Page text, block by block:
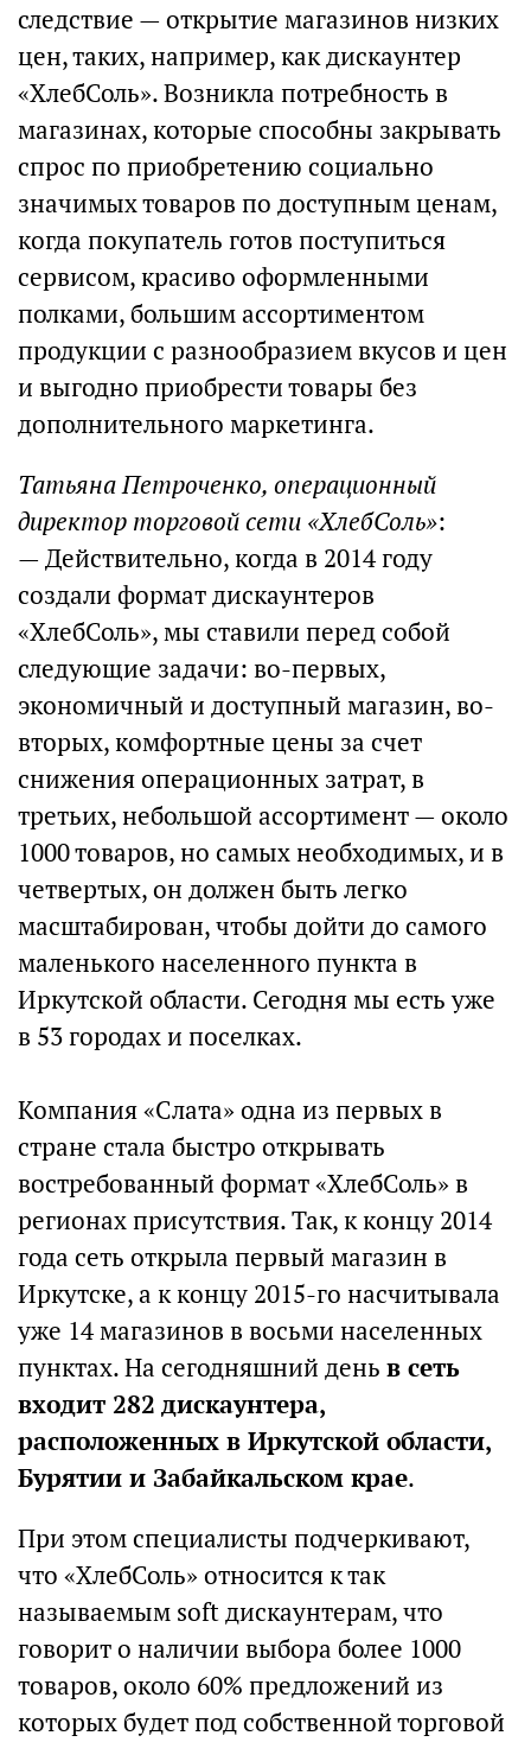
следствие — открытие магазинов низких
цен, таких, например, как дискаунтер
«ХлебСоль». Возникла потребность в
магазинах, которые способны закрывать
спрос по приобретению социально
значимых товаров по доступным ценам,
когда покупатель готов поступиться
сервисом, красиво оформленными
полками, большим ассортиментом
продукции с разнообразием вкусов и цен
и выгодно приобрести товары без
дополнительного маркетинга.
Татьяна Петроченко, операционный
директор торговой сети «ХлебСоль»:
— Действительно, когда в 2014 году
создали формат дискаунтеров
«ХлебСоль», мы ставили перед собой
следующие задачи: во-первых,
экономичный и доступный магазин, во-
вторых, комфортные цены за счет
снижения операционных затрат, в
третьих, небольшой ассортимент — около
1000 товаров, но самых необходимых, и в
четвертых, он должен быть легко
масштабирован, чтобы дойти до самого
маленького населенного пункта в
Иркутской области. Сегодня мы есть уже
в 53 городах и поселках.
Компания «Слата» одна из первых в
стране стала быстро открывать
востребованный формат «ХлебСоль» в
регионах присутствия. Так, к концу 2014
года сеть открыла первый магазин в
Иркутске, а к концу 2015-го насчитывала
уже 14 магазинов в восьми населенных
пунктах. На сегодняшний день в сеть
входит 282 дискаунтера,
расположенных в Иркутской области,
Бурятии и Забайкальском крае.
При этом специалисты подчеркивают,
что «ХлебСоль» относится к так
называемым soft дискаунтерам, что
говорит о наличии выбора более 1000
товаров, около 60% предложений из
которых будет под собственной торговой